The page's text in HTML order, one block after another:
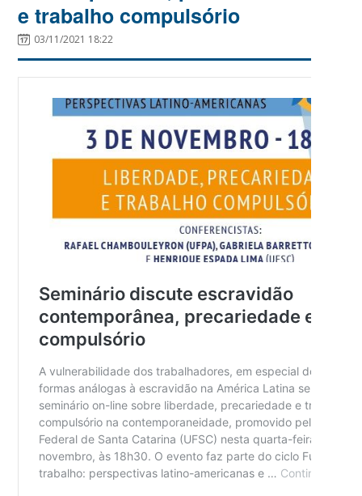
e trabalho compulsório
03/11/2021 18:22